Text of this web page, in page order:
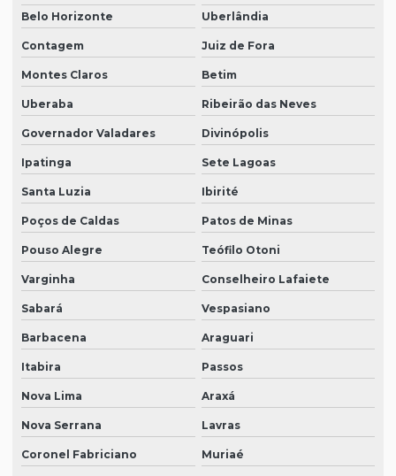
Belo Horizonte
Uberlândia
Contagem Juiz de Fora
Montes Claros Betim
Uberaba Ribeirão das Neves
Governador Valadares Divinópolis
Ipatinga Sete Lagoas
Santa Luzia Ibirité
Poços de Caldas Patos de Minas
Pouso Alegre Teófilo Otoni
Varginha Conselheiro Lafaiete
Sabará Vespasiano
Barbacena Araguari
Itabira Passos
Nova Lima Araxá
Nova Serrana Lavras
Coronel Fabriciano Muriaé